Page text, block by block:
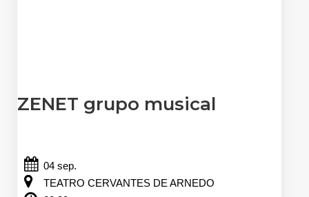
ZENET grupo musical
04 sep.
TEATRO CERVANTES DE ARNEDO